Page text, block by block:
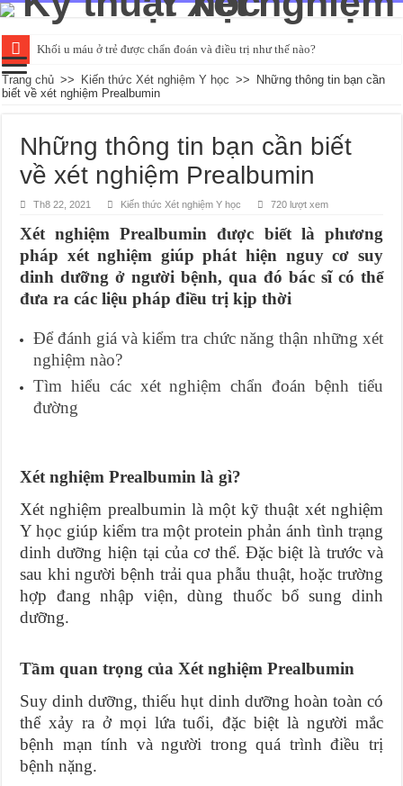
Khối u máu ở trẻ được chẩn đoán và điều trị như thế nào?
Đường huyết ổn định là bao nhiêu và kiểm tra như thế nào?
Các phương pháp xét nghiệm HIV qua mẫu máu phổ biến
Xét nghiệm nước tiểu có thể phát hiện những bệnh gì?
Trang chủ >> Kiến thức Xét nghiệm Y học >>
Những thông tin bạn cần
biết về xét nghiệm Prealbumin
Những thông tin bạn cần biết
về xét nghiệm Prealbumin
Th8 22, 2021 Kiến thức Xét nghiệm Y học 720 lượt xem
Xét nghiệm Prealbumin được biết là phương
pháp xét nghiệm giúp phát hiện nguy cơ suy
dinh dưỡng ở người bệnh, qua đó bác sĩ có thể
đưa ra các liệu pháp điều trị kịp thời
Để đánh giá và kiểm tra chức năng thận những xét
nghiệm nào?
Tìm hiểu các xét nghiệm chẩn đoán bệnh tiểu
đường
Xét nghiệm Prealbumin là gì?
Xét nghiệm prealbumin là một kỹ thuật xét nghiệm
Y học giúp kiểm tra một protein phản ánh tình trạng
dinh dưỡng hiện tại của cơ thể. Đặc biệt là trước và
sau khi người bệnh trải qua phẫu thuật, hoặc trường
hợp đang nhập viện, dùng thuốc bổ sung dinh
dưỡng.
Tầm quan trọng của Xét nghiệm Prealbumin
Suy dinh dưỡng, thiếu hụt dinh dưỡng hoàn toàn có
thể xảy ra ở mọi lứa tuổi, đặc biệt là người mắc
bệnh mạn tính và người trong quá trình điều trị
bệnh nặng.